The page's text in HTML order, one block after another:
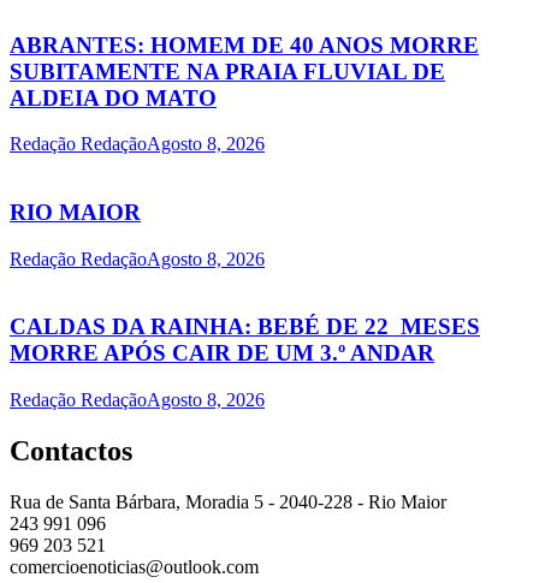
ABRANTES: HOMEM DE 40 ANOS MORRE
SUBITAMENTE NA PRAIA FLUVIAL DE
ALDEIA DO MATO
Redação RedaçãoAgosto 8, 2026
RIO MAIOR
Redação RedaçãoAgosto 8, 2026
CALDAS DA RAINHA: BEBÉ DE 22 MESES
MORRE APÓS CAIR DE UM 3.º ANDAR
Redação RedaçãoAgosto 8, 2026
Contactos
Rua de Santa Bárbara, Moradia 5 - 2040-228 - Rio Maior
243 991 096
969 203 521
comercioenoticias@outlook.com